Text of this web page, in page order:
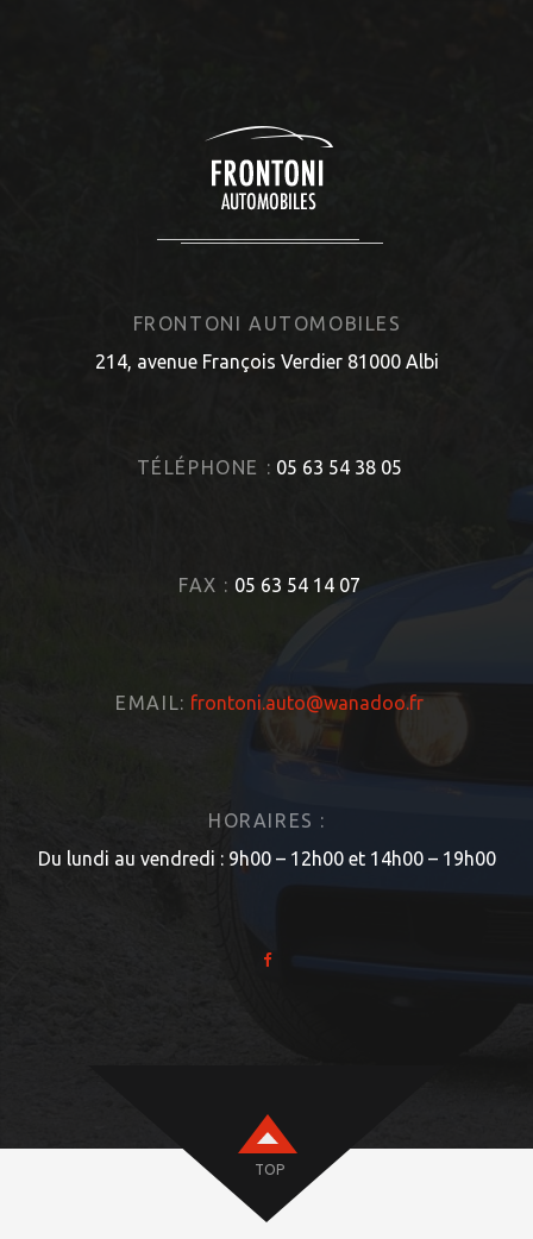
FRONTONI AUTOMOBILES
214, avenue François Verdier 81000 Albi
TÉLÉPHONE : 05 63 54 38 05
FAX : 05 63 54 14 07
EMAIL: frontoni.auto@wanadoo.fr
HORAIRES :
Du lundi au vendredi : 9h00 – 12h00 et 14h00 – 19h00
TOP